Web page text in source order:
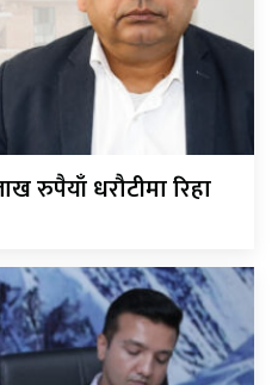
रुपैयाँ धरौटीमा रिहा